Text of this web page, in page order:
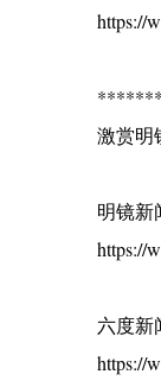
https://
激赏明
明镜新
https://
六度新
https://